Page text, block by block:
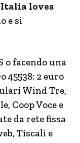
Italia loves
e si
o facendo una
45538: 2 euro
Wind Tre,
Coop Voce e
da rete fissa
Tiscali e